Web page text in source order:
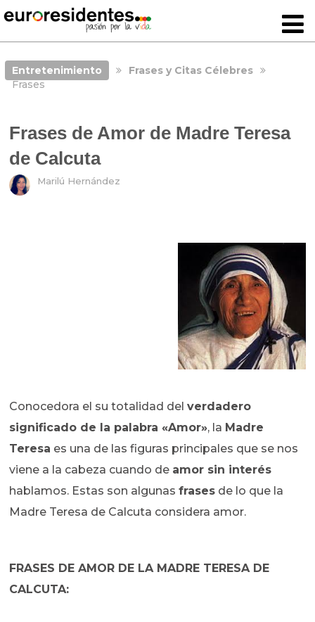
Entretenimiento
Frases y Citas Célebres
Frases
Frases de Amor de Madre Teresa
de Calcuta
Marilú Hernández
Conocedora el su totalidad delverdadero
significado de la palabra «Amor», la Madre
Teresa es una de las figuras principales que se nos
viene a la cabeza cuando de amor sin interés
hablamos. Estas son algunasfrases de lo que la
Madre Teresa de Calcuta considera amor.
FRASES DE AMOR DE LA MADRE TERESA DE
CALCUTA: